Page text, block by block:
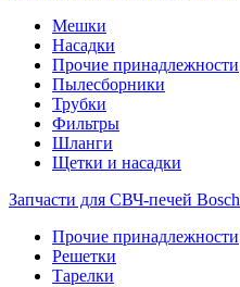
Мешки
Насадки
Прочие принадлежности
Пылесборники
Трубки
Фильтры
Шланги
Щетки и насадки
Запчасти для СВЧ-печей Bosch
Прочие принадлежности
Решетки
Тарелки